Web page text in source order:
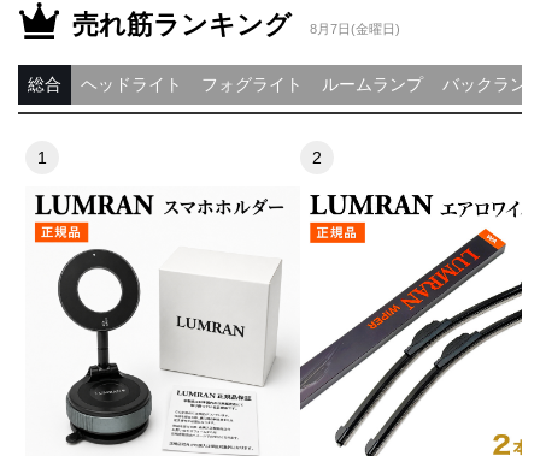
売れ筋ランキング 8月7日(金曜日)
ヘッドライト フォグライト ルームランプ バックラン
総合